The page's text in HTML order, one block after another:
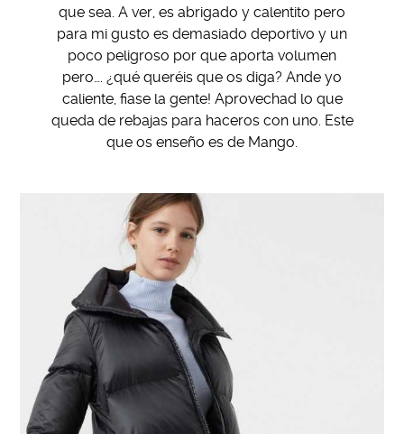
que sea. A ver, es abrigado y calentito pero
para mi gusto es demasiado deportivo y un
poco peligroso por que aporta volumen
pero…. ¿qué queréis que os diga? Ande yo
caliente, fiase la gente! Aprovechad lo que
queda de rebajas para haceros con uno. Este
que os enseño es de Mango.